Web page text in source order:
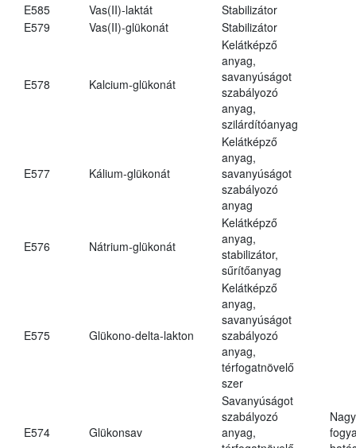
E585
Vas(II)-laktát
Stabilizátor
E579
Vas(II)-glükonát Stabilizátor
E578 Kalcium-glükonát
Kelátképző
anyag,
savanyúságot
szabályozó
anyag,
szilárdítóanyag
E577 Kálium-glükonát
Kelátképző
anyag,
savanyúságot
szabályozó
anyag
E576 Nátrium-glükonát
Kelátképző
anyag,
stabilizátor,
sűrítőanyag
E575 Glükono-delta-lakton
Kelátképző
anyag,
savanyúságot
szabályozó
anyag,
térfogatnövelő
szer
E574 Glükonsav
Savanyúságot
szabályozó
anyag,